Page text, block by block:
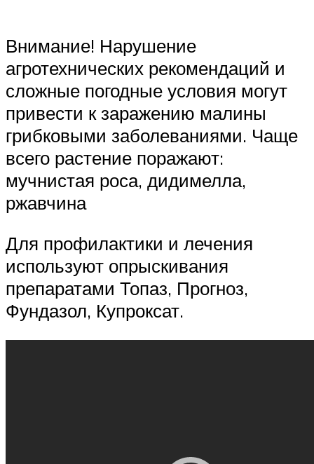
Внимание! Нарушение
агротехнических рекомендаций и
сложные погодные условия могут
привести к заражению малины
грибковыми заболеваниями. Чаще
всего растение поражают:
мучнистая роса, дидимелла,
ржавчина
Для профилактики и лечения
используют опрыскивания
препаратами Топаз, Прогноз,
Фундазол, Купроксат.